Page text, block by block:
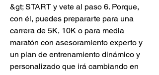
&gt; START y vete al paso 6. Porque,
con él, puedes prepararte para una
carrera de 5K, 10K o para media
maratón con asesoramiento experto y
un plan de entrenamiento dinámico y
personalizado que irá cambiando en